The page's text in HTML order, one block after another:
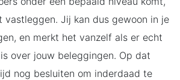
vastleggen. Jij kan dus gewoon in je
en merkt het vanzelf als er echt
over jouw beleggingen. Op dat
nog besluiten om inderdaad te